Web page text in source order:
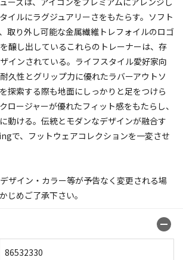
イルにラグジュアリーさをもたらす。ソフト
取り外し可能な金属繊維トレフォイルのロゴ
醸し出しているこれらのトレーナーは、存
インされている。ライフスタイル愛好家向
久性とグリップ力に優れたラバーアウトソ
探索する際も地面にしっかりと足をつけら
ロージャーが優れたフィット感をもたらし、
動ける。伝統とモダンなデザインが融合す
で、フットウェアコレクションを一変させ
ザイン・カラー等が予告なく変更される場
じめご了承下さい。
86532330